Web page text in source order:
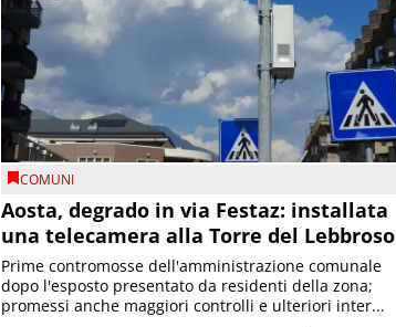
COMUNI
Aosta, degrado in via Festaz: installata
una telecamera alla Torre del Lebbroso
Prime contromosse dell'amministrazione comunale
dopo l'esposto presentato da residenti della zona;
promessi anche maggiori controlli e ulteriori inter...